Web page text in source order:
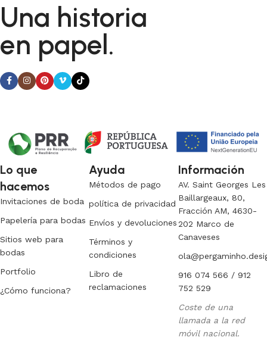
Lo que
hacemos
Invitaciones de boda
Papelería para bodas
Sitios web para
bodas
Portfolio
¿Cómo funciona?
Ayuda
Métodos de pago
política de privacidad
Envíos y devoluciones
Términos y
condiciones
Libro de
reclamaciones
Información
AV. Saint Georges Les
Baillargeaux, 80,
Fracción AM, 4630-
202 Marco de
Canaveses
916 074 566 / 912
752 529
Coste de una
llamada a la red
móvil nacional.
Una historia
en papel.